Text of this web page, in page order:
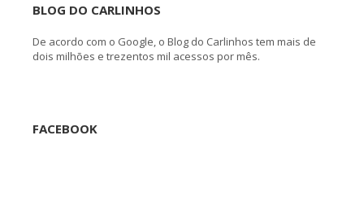
BLOG DO CARLINHOS
De acordo com o Google, o Blog do Carlinhos tem mais de
dois milhões e trezentos mil acessos por mês.
FACEBOOK